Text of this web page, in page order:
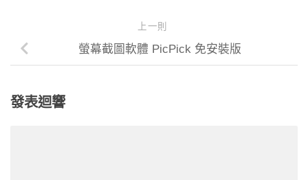
上一則
螢幕截圖軟體 PicPick 免安裝版
發表迴響